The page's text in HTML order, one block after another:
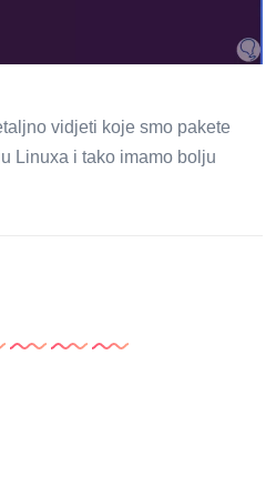
vidjeti koje smo pakete
Linuxa i tako imamo bolju